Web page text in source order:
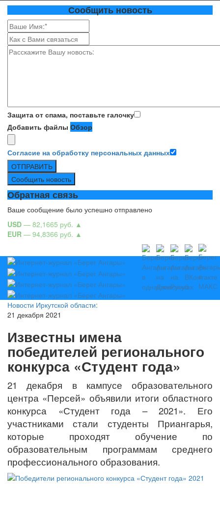
Сообщить новость
Защита от спама, поставьте галочку
Добавить файлы Обзор
Согласие на обработку персональных данных
ОТПРАВИТЬ
Сообщить новость
Обратная связь
Ваше сообщение было успешно отправлено
USD — 82,1665 руб. ▲
EUR — 94,8366 руб. ▲
Новости Иркутской области:
21 декабря 2021
Известны имена
победителей регионального
конкурса «Студент года»
21 декабря в кампусе образовательного
центра «Персей» объявили итоги областного
конкурса «Студент года – 2021». Его
участниками стали студенты Приангарья,
которые проходят обучение по
образовательным программам среднего
профессионального образования.